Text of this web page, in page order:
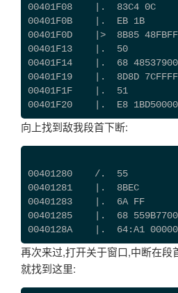
00401F08    |.  83C4 0C
00401F0B    |.  EB 1B
00401F0D    |>  8B85
00401F13    |.  50
00401F14    |.  68
00401F19    |.  8D8D
00401F1F    |.  51
00401F20    |.  E8
向上找到敌我段首下断:
00401280    /.  55
00401281    |.  8BEC
00401283    |.  6A FF
00401285    |.  68
0040128A    |.  64:A1
再次来过,打开关于窗口,中断在段
就找到这里: